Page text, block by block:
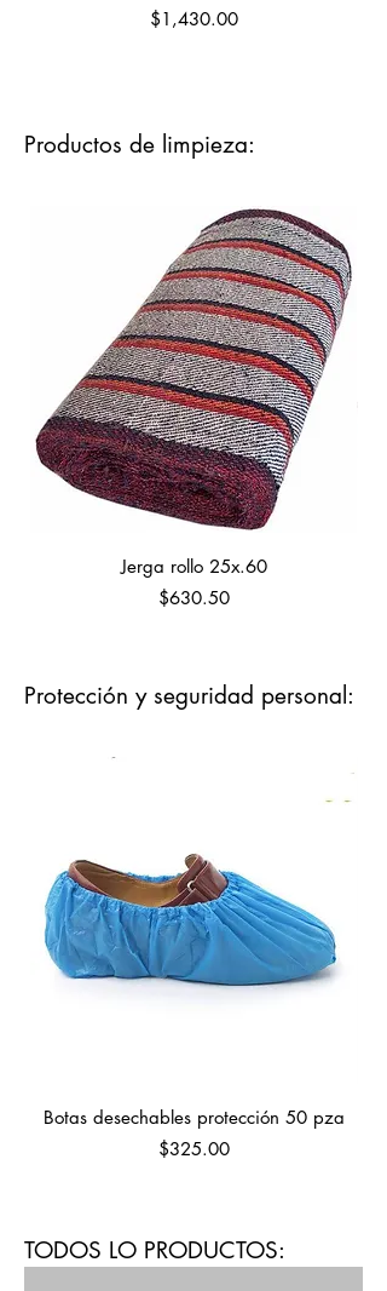
Precio
$1,430.00
Productos de limpieza:
Jerga rollo 25x.60
Precio
$630.50
Protección y seguridad personal:
Botas desechables protección 50 pza
Precio
$325.00
TODOS LO PRODUCTOS: